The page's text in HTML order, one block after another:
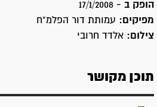
הופק ב -
מפיקים: עמותת דור הפלמ"ח
צילום: אלדד חרובי
תוכן מקושר